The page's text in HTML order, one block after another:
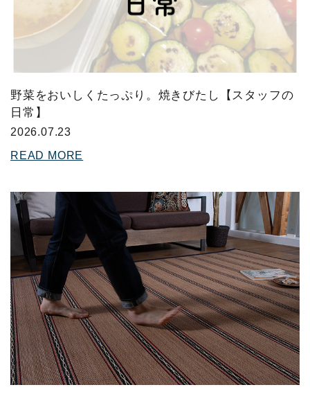
野菜をおいしくたっぷり。焼きびたし【スタッフの
日常】
2026.07.23
READ MORE